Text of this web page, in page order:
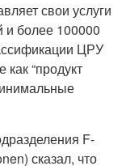
свои услуги
более 100000
ЦРУ
“продукт
F-
сказал, что